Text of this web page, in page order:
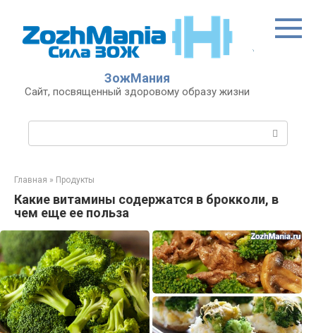
контенту
ЗожМания
Сайт, посвященный здоровому образу жизни
Главная » Продукты
Какие витамины содержатся в брокколи, в
чем еще ее польза